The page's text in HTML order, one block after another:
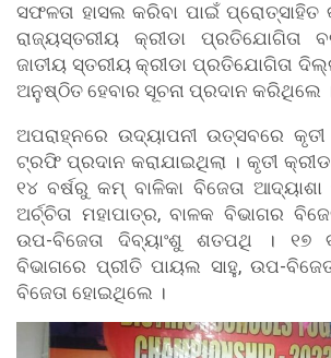
ସଫଳତା ହାସଲ କରିବା ପାଇଁ ପ୍ରୋତ୍ସାହିତ
ରାଜ୍ୟସ୍ତରୀୟ କ୍ରୀଡା ପ୍ରତିଯୋଗିତା
ଜାତୀୟ ସ୍ତରୀୟ କ୍ରୀଡା ପ୍ରତିଯୋଗିତା
ଅନୁଷ୍ଠିତ ହେବାର ସୂଚନା ପ୍ରଦାନ କରିଥିଲେ
ଅପରାହ୍ନରେ ଉଦ୍ୟାପନୀ ଉତ୍ସବରେ କୃତୀ
ଟ୍ରଫି ପ୍ରଦାନ କରାଯାଇଥିଲା । କୃତୀ
୧୪ ବର୍ଷରୁ କମ୍ ବାଳିକା ବିଜେତା
ଅର୍ଚ୍ଚିତା ମହାପାତ୍ର, ବାଳକ ବିଭାଗର
ଉପ-ବିଜେତା ଦିବ୍ୟାଂଶୁ ଶତପଥି । ୧୭
ବିଭାଗରେ ପ୍ରୀତି ପାୟଲ ସାହୁ, ଉପ-
ବିଜେତା ହୋଇଥିଲେ ।